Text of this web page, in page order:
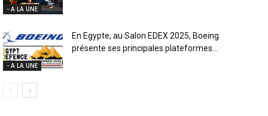
- A LA UNE
- A LA UNE
En Egypte, au Salon EDEX 2025, Boeing
présente ses principales plateformes...